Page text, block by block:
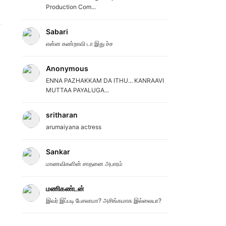
Production Com...
Sabari
என்ன கண்றாவி டா இது ச்ச
Anonymous
ENNA PAZHAKKAM DA ITHU... KANRAAVI
MUTTAA PAYALUGA...
sritharan
arumaiyana actress
Sankar
மாணவிகளின் சாதனை அபாரம்
மணிகண்டன்
இவர் இப்படி பேசலாமா? அசிங்கமாக இல்லையா?